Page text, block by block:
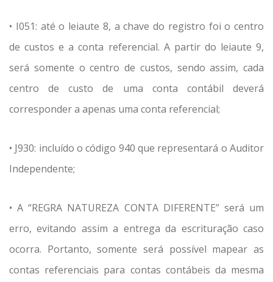
• I051: até o leiaute 8, a chave do registro foi o centro
de custos e a conta referencial. A partir do leiaute 9,
será somente o centro de custos, sendo assim, cada
centro de custo de uma conta contábil deverá
corresponder a apenas uma conta referencial;
• J930: incluído o código 940 que representará o Auditor
Independente;
• A “REGRA NATUREZA CONTA DIFERENTE” será um
erro, evitando assim a entrega da escrituração caso
ocorra. Portanto, somente será possível mapear as
contas referenciais para contas contábeis da mesma